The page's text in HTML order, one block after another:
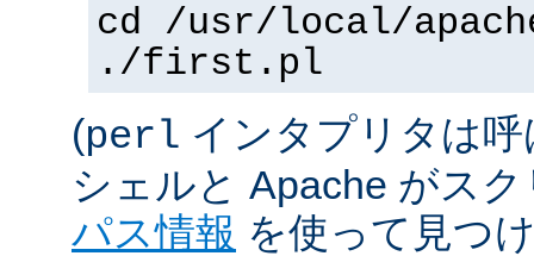
cd /usr/local/
./first.pl
(perl インタプリタは
シェルと Apache がス
パス情報 を使って見つ